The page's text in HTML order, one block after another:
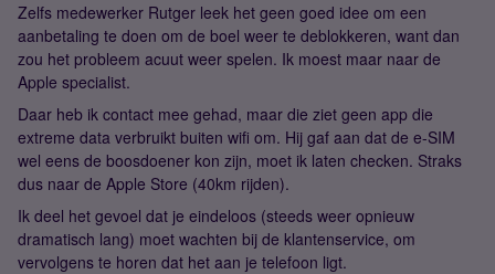
Zelfs medewerker Rutger leek het geen goed idee om een
aanbetaling te doen om de boel weer te deblokkeren, want dan
zou het probleem acuut weer spelen. Ik moest maar naar de
Apple specialist.
Daar heb ik contact mee gehad, maar die ziet geen app die
extreme data verbruikt buiten wifi om. Hij gaf aan dat de e-SIM
wel eens de boosdoener kon zijn, moet ik laten checken. Straks
dus naar de Apple Store (40km rijden).
Ik deel het gevoel dat je eindeloos (steeds weer opnieuw
dramatisch lang) moet wachten bij de klantenservice, om
vervolgens te horen dat het aan je telefoon ligt.